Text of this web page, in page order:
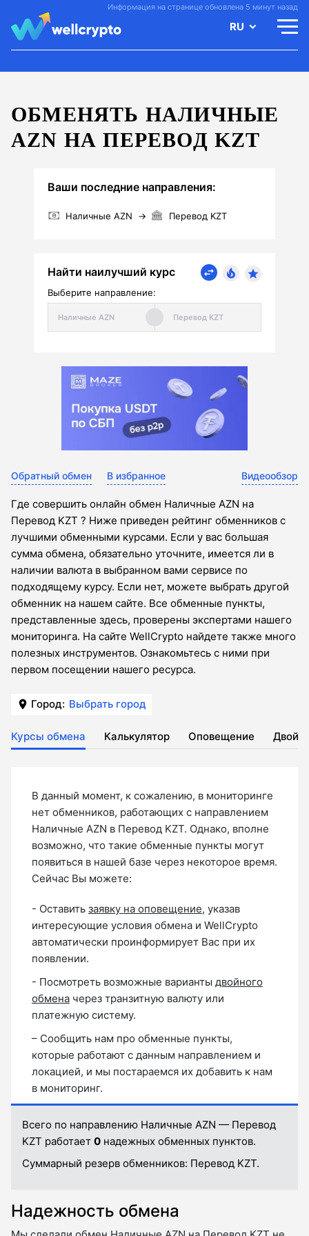
Информация на странице обновлена 5 минут назад
RU
ОБМЕНЯТЬ НАЛИЧНЫЕ
AZN НА ПЕРЕВОД KZT
Ваши последние направления:
Наличные AZN → Перевод KZT
Найти наилучший курс
Выберите направление:
Обратный обмен В избранное Видеообзор
Где совершить онлайн обмен Наличные AZN на
Перевод KZT ? Ниже приведен рейтинг обменников с
лучшими обменными курсами. Если у вас большая
сумма обмена, обязательно уточните, имеется ли в
наличии валюта в выбранном вами сервисе по
подходящему курсу. Если нет, можете выбрать другой
обменник на нашем сайте. Все обменные пункты,
представленные здесь, проверены экспертами нашего
мониторинга. На сайте WellCrypto найдете также много
полезных инструментов. Ознакомьтесь с ними при
первом посещении нашего ресурса.
Город: Выбрать город
Курсы обмена Калькулятор Оповещение
В данный момент, к сожалению, в мониторинге
нет обменников, работающих с направлением
Наличные AZN в Перевод KZT. Однако, вполне
возможно, что такие обменные пункты могут
появиться в нашей базе через некоторое время.
Сейчас Вы можете:
- Оставить заявку на оповещение, указав
интересующие условия обмена и WellCrypto
автоматически проинформирует Вас при их
появлении.
- Посмотреть возможные варианты двойного
обмена через транзитную валюту или
платежную систему.
– Сообщить нам про обменные пункты,
которые работают с данным направлением и
локацией, и мы постараемся их добавить к нам
в мониторинг.
Всего по направлению Наличные AZN — Перевод
KZT работает 0 надежных обменных пунктов.
Суммарный резерв обменников: Перевод KZT.
Надежность обмена